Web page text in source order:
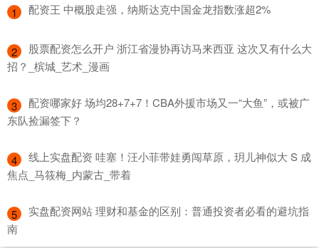
1 ​配资王 中概股走强，纳斯达克中国金龙指数涨超2%
2
​股票配资怎么开户 浙江省漫协再访马来西亚 这次又有什么大
招？_槟城_艺术_漫画
3
​配资哪家好 场均28+7+7！CBA外援市场又一“大鱼”，或被广
东队捡漏签下？
4
​线上实盘配资 哇塞！汪小菲带娃勇闯草原，玥儿神似大 S 成
焦点_马筱梅_内蒙古_带着
5
​实盘配资网站 理财和基金的区别：普通投资者必看的避坑指
南